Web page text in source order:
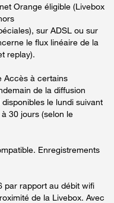
Orange éligible (Livebox
sur ADSL ou sur
le flux linéaire de la
replay).
Accès à certains
de la diffusion
le lundi suivant
30 jours (selon le
Enregistrements
par rapport au débit wifi
de la Livebox. Avec